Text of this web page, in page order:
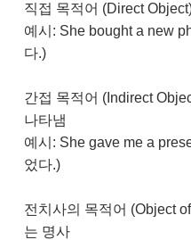
직접 목적어 (Direct
예시: She bought a new
다.)
간접 목적어 (Indirect
나타냄
예시: She gave me a
었다.)
전치사의 목적어 (Object
는 명사